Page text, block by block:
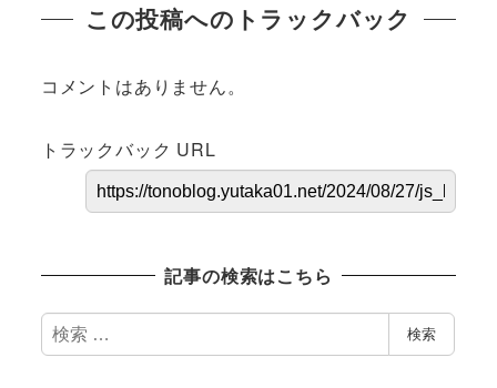
この投稿へのトラックバック
コメントはありません。
トラックバック URL
記事の検索はこちら
検
索
検索